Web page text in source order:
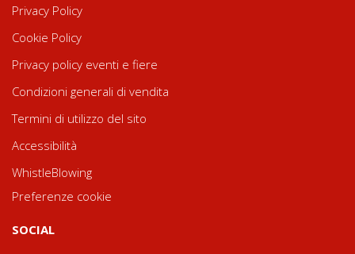
Privacy Policy
Cookie Policy
Privacy policy eventi e fiere
Condizioni generali di vendita
Termini di utilizzo del sito
Accessibilità
WhistleBlowing
Preferenze cookie
SOCIAL